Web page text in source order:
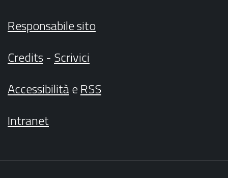
Responsabile sito
Credits- Scrivici
AccessibilitàeRSS
Intranet